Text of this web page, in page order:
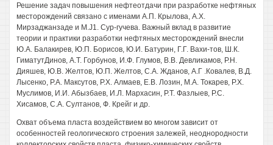
Решение задач повышения нефтеотдачи при разработке нефтяных
месторождений связано с именами А.П. Крылова, А.Х.
Мирзаджанзаде и M.J1. Сур-гучева. Важный вклад в развитие
теории и практики разработки нефтяных месторождений внесли
Ю.А. Балакирев, Ю.П. Борисов, Ю.И. Батурин, Г.Г. Вахи-тов, Ш.К.
ГиматутДинов, А.Т. Горбунов, И.Ф. Глумов, В.В. Девликамов, Р.Н.
Дияшев, Ю.В. Желтов, Ю.П. Желтов, С.А. Жданов, А.Г .Ковалев, В.Д.
Лысенко, P.A. Максутов, Р.Х. Алмаев, Е.В. Лозин, М.А. Токарев, Р.Х.
Муслимов, И.И. Абызбаев, И.Л. Мархасин, Р.Т. Фазлыев, P.C.
Хисамов, С.А. Султанов, Ф. Крейг и др.
Охват объема пласта воздействием во многом зависит от
особенностей геологического строения залежей, неоднородности